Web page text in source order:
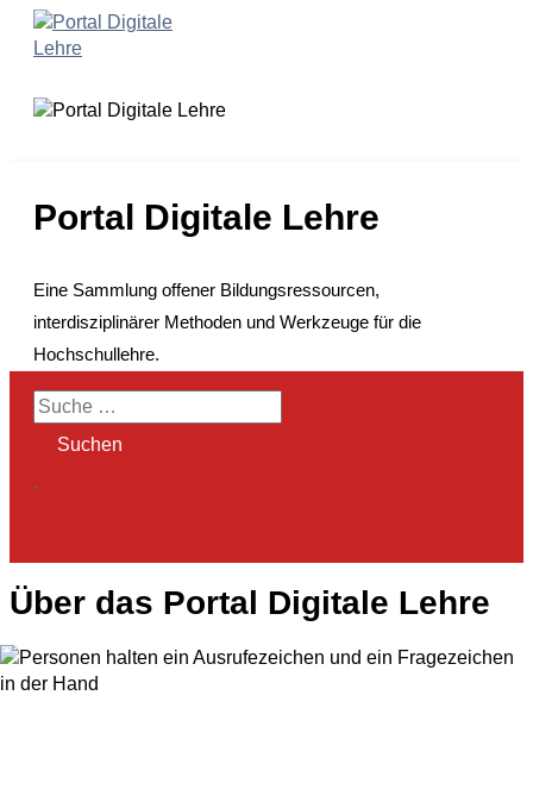
Zum
Inhalt
Portal Digitale Lehre
Eine Sammlung offener Bildungsressourcen,
interdisziplinärer Methoden und Werkzeuge für die
Hochschullehre.
Über das Portal Digitale Lehre